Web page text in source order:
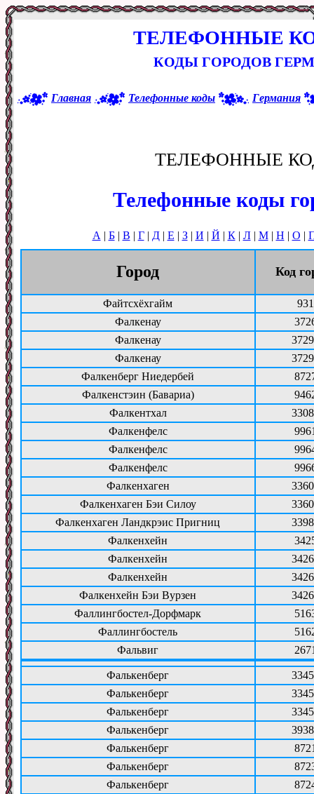
ТЕЛЕФОННЫЕ
КОДЫ ГОРОДОВ
Главная Телефонные коды Германия
ТЕЛЕФОННЫЕ
Телефонные коды
А | Б| В | Г| Д| Е | З| И | Й | К| Л| М| Н | О |
Город Код
Файтсхёхгайм
931
Фалкенау
Фалкенау
Фалкенау
Фалкенберг Ниедербей
Фалкенстэин (Бавариа)
Фалкентхал
Фалкенфелс
Фалкенфелс
Фалкенфелс
Фалкенхаген
Фалкенхаген Бэи Силоу
Фалкенхаген Ландкрэис Пригниц
Фалкенхейн
Фалкенхейн
Фалкенхейн
Фалкенхейн Бэи Вурзен
Фаллингбостел-Дорфмарк
Фаллингбостель
Фальвиг
Фалькенберг
Фалькенберг
Фалькенберг
Фалькенберг
Фалькенберг
Фалькенберг
Фалькенберг